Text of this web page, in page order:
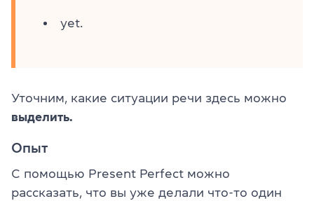
yet.
Уточним, какие ситуации речи здесь можно
выделить.
Опыт
С помощью Present Perfect можно
рассказать, что вы уже делали что-то один